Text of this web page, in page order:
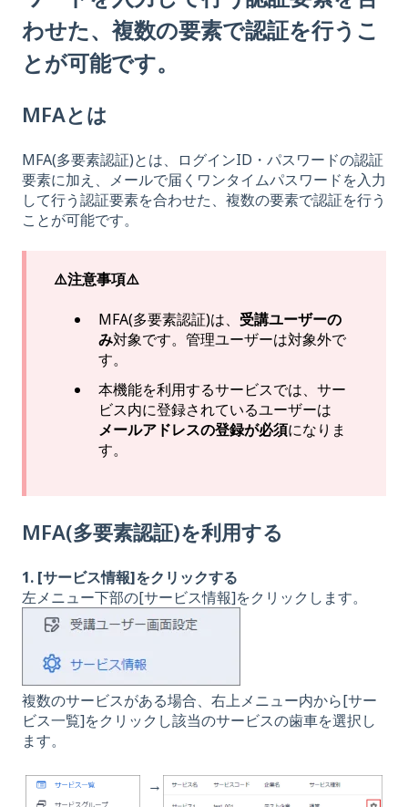
わせた、複数の要素で認証を行うこ
とが可能です。
MFAとは
MFA(多要素認証)とは、ログインID・パスワードの認証
要素に加え、メールで届くワンタイムパスワードを入力
して行う認証要素を合わせた、複数の要素で認証を行う
ことが可能です。
⚠️注意事項⚠️
MFA(多要素認証)は、 受講ユーザーの
み対象です。管理ユーザーは対象外で
す。
本機能を利用するサービスでは、サー
ビス内に登録されているユーザーは
メールアドレスの登録が必須になりま
す。
MFA(多要素認証)を利用する
1. [サービス情報]をクリックする
左メニュー下部の[サービス情報]をクリックします。
複数のサービスがある場合、右上メニュー内から[サー
ビス一覧]をクリックし該当のサービスの歯車を選択し
ます。
→